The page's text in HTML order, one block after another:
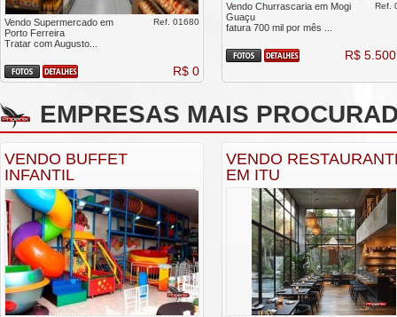
Vendo Supermercado em
Porto Ferreira
Tratar com Augusto...
Ref. 01680
R$ 0
Vendo Churrascaria em Mogi
Guaçu
fatura 700 mil por mês ...
Ref.
R$
EMPRESAS MAIS
VENDO BUFFET
INFANTIL
VENDO
EM ITU